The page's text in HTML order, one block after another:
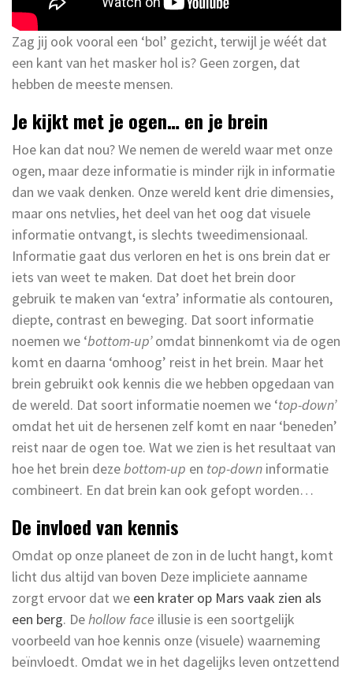
Zag jij ook vooral een ‘bol’ gezicht, terwijl je wéét dat
een kant van het masker hol is? Geen zorgen, dat
hebben de meeste mensen.
Je kijkt met je ogen… en je brein
Hoe kan dat nou? We nemen de wereld waar met onze
ogen, maar deze informatie is minder rijk in informatie
dan we vaak denken. Onze wereld kent drie dimensies,
maar ons netvlies, het deel van het oog dat visuele
informatie ontvangt, is slechts tweedimensionaal.
Informatie gaat dus verloren en het is ons brein dat er
iets van weet te maken. Dat doet het brein door
gebruik te maken van ‘extra’ informatie als contouren,
diepte, contrast en beweging. Dat soort informatie
noemen we ‘bottom-up’omdat binnenkomt via de ogen
komt en daarna ‘omhoog’ reist in het brein. Maar het
brein gebruikt ook kennis die we hebben opgedaan van
de wereld. Dat soort informatie noemen we ‘top-down’
omdat het uit de hersenen zelf komt en naar ‘beneden’
reist naar de ogen toe. Wat we zien is het resultaat van
hoe het brein dezebottom-up en top-down informatie
combineert. En dat brein kan ook gefopt worden…
De invloed van kennis
Omdat op onze planeet de zon in de lucht hangt, komt
licht dus altijd van boven Deze impliciete aanname
zorgt ervoor dat we een krater op Mars vaak zien als
een berg. Dehollow face illusie is een soortgelijk
voorbeeld van hoe kennis onze (visuele) waarneming
beïnvloedt. Omdat we in het dagelijks leven ontzettend